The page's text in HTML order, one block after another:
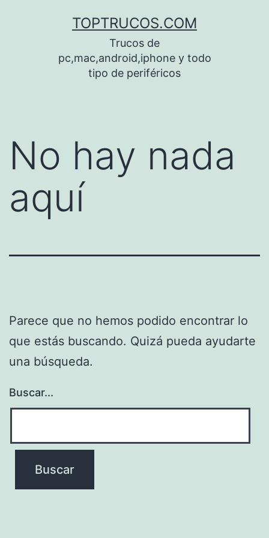
TOPTRUCOS.COM
Trucos de
pc,mac,android,iphone y todo
tipo de periféricos
No hay nada
aquí
Parece que no hemos podido encontrar lo
que estás buscando. Quizá pueda ayudarte
una búsqueda.
Buscar...